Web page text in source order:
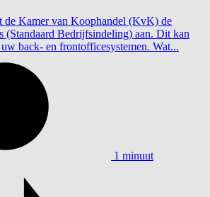
de Kamer van Koophandel (KvK) de
(Standaard Bedrijfsindeling) aan. Dit kan
back- en frontofficesystemen. Wat...
1 minuut